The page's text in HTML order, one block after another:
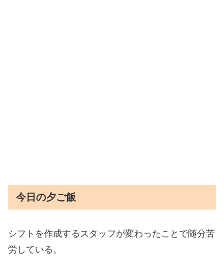
今日の夕ご飯
シフトを作成するスタッフが変わったことで随分苦
労している。